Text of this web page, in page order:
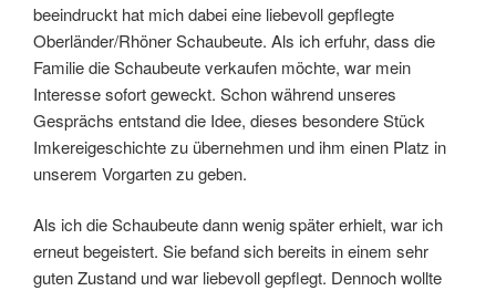
beeindruckt hat mich dabei eine liebevoll gepflegte
Oberländer/Rhöner Schaubeute. Als ich erfuhr, dass die
Familie die Schaubeute verkaufen möchte, war mein
Interesse sofort geweckt. Schon während unseres
Gesprächs entstand die Idee, dieses besondere Stück
Imkereigeschichte zu übernehmen und ihm einen Platz in
unserem Vorgarten zu geben.
Als ich die Schaubeute dann wenig später erhielt, war ich
erneut begeistert. Sie befand sich bereits in einem sehr
guten Zustand und war liebevoll gepflegt. Dennoch wollte